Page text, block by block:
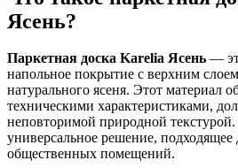
Ясень?
Паркетная доска Karelia Ясень —
напольное покрытие с верхним
натурального ясеня. Этот материал
техническими характеристиками,
неповторимой природной
универсальное решение, подходящее
общественных помещений.